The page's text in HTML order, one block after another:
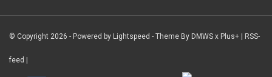
© Copyright 2026 - Powered by Lightspeed - Theme By DMWS x Plus+ | RSS-
feed |